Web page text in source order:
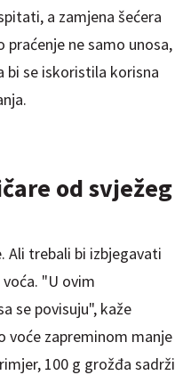
a zamjena šećera
ne samo unosa,
bi se iskoristila korisna
od svježeg
Ali trebali bi izbjegavati
"U ovim
se povisuju", kaže
voće zapreminom manje
100 g grožđa sadrži